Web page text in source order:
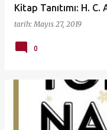
Kitap Tanıtımı: H. C.
tarih:Mayıs 27, 2019
0